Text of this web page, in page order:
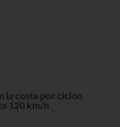
la costa por ciclón
120 km/h